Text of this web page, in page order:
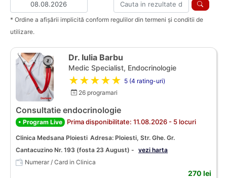
* Ordine a afișării implicită conform regulilor din termeni și conditii de
utilizare.
Dr. Iulia Barbu
Medic Specialist, Endocrinologie
★★★★★ 5 (4 rating-uri)
26 programari
Consultatie endocrinologie
• Program Live Prima disponibilitate: 11.08.2026 - 5 locuri
Clinica Medsana Ploiesti Adresa: Ploiesti, Str. Ghe. Gr.
Cantacuzino Nr. 193 (fosta 23 August) - vezi harta
Numerar / Card in Clinica
270 lei